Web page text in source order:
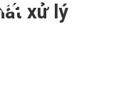
xử lý